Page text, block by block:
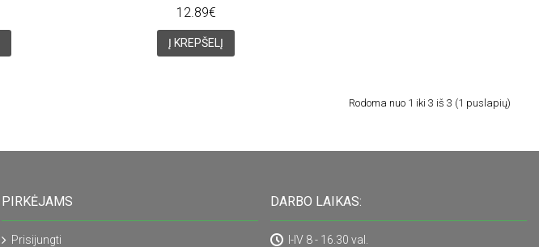
12.89€
Į KREPŠELĮ
Rodoma nuo 1 iki 3 iš 3 (1 puslapių)
PIRKĖJAMS
Prisijungti
DARBO LAIKAS:
I-IV 8 - 16.30 val.